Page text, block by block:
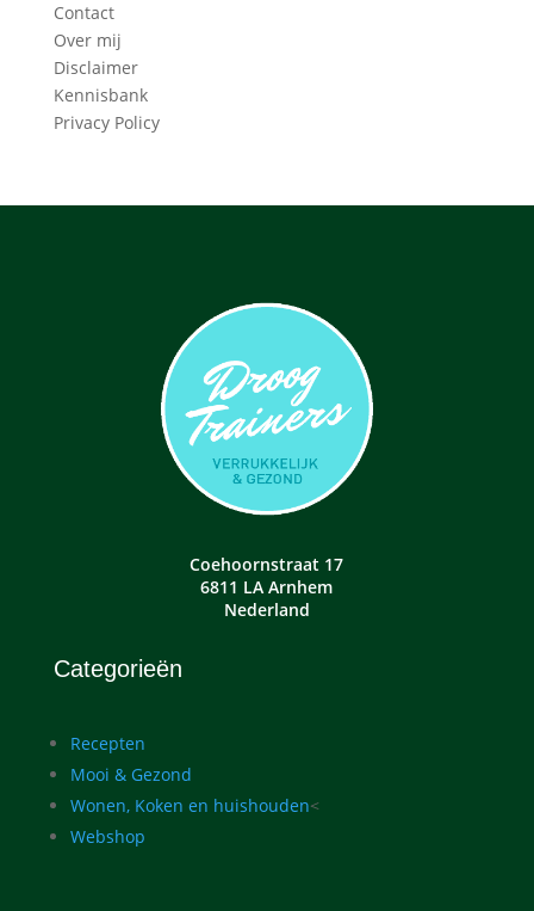
Contact
Over mij
Disclaimer
Kennisbank
Privacy Policy
Coehoornstraat 17
6811 LA Arnhem
Nederland
Categorieën
Recepten
Mooi & Gezond
Wonen, Koken en huishouden<
Webshop